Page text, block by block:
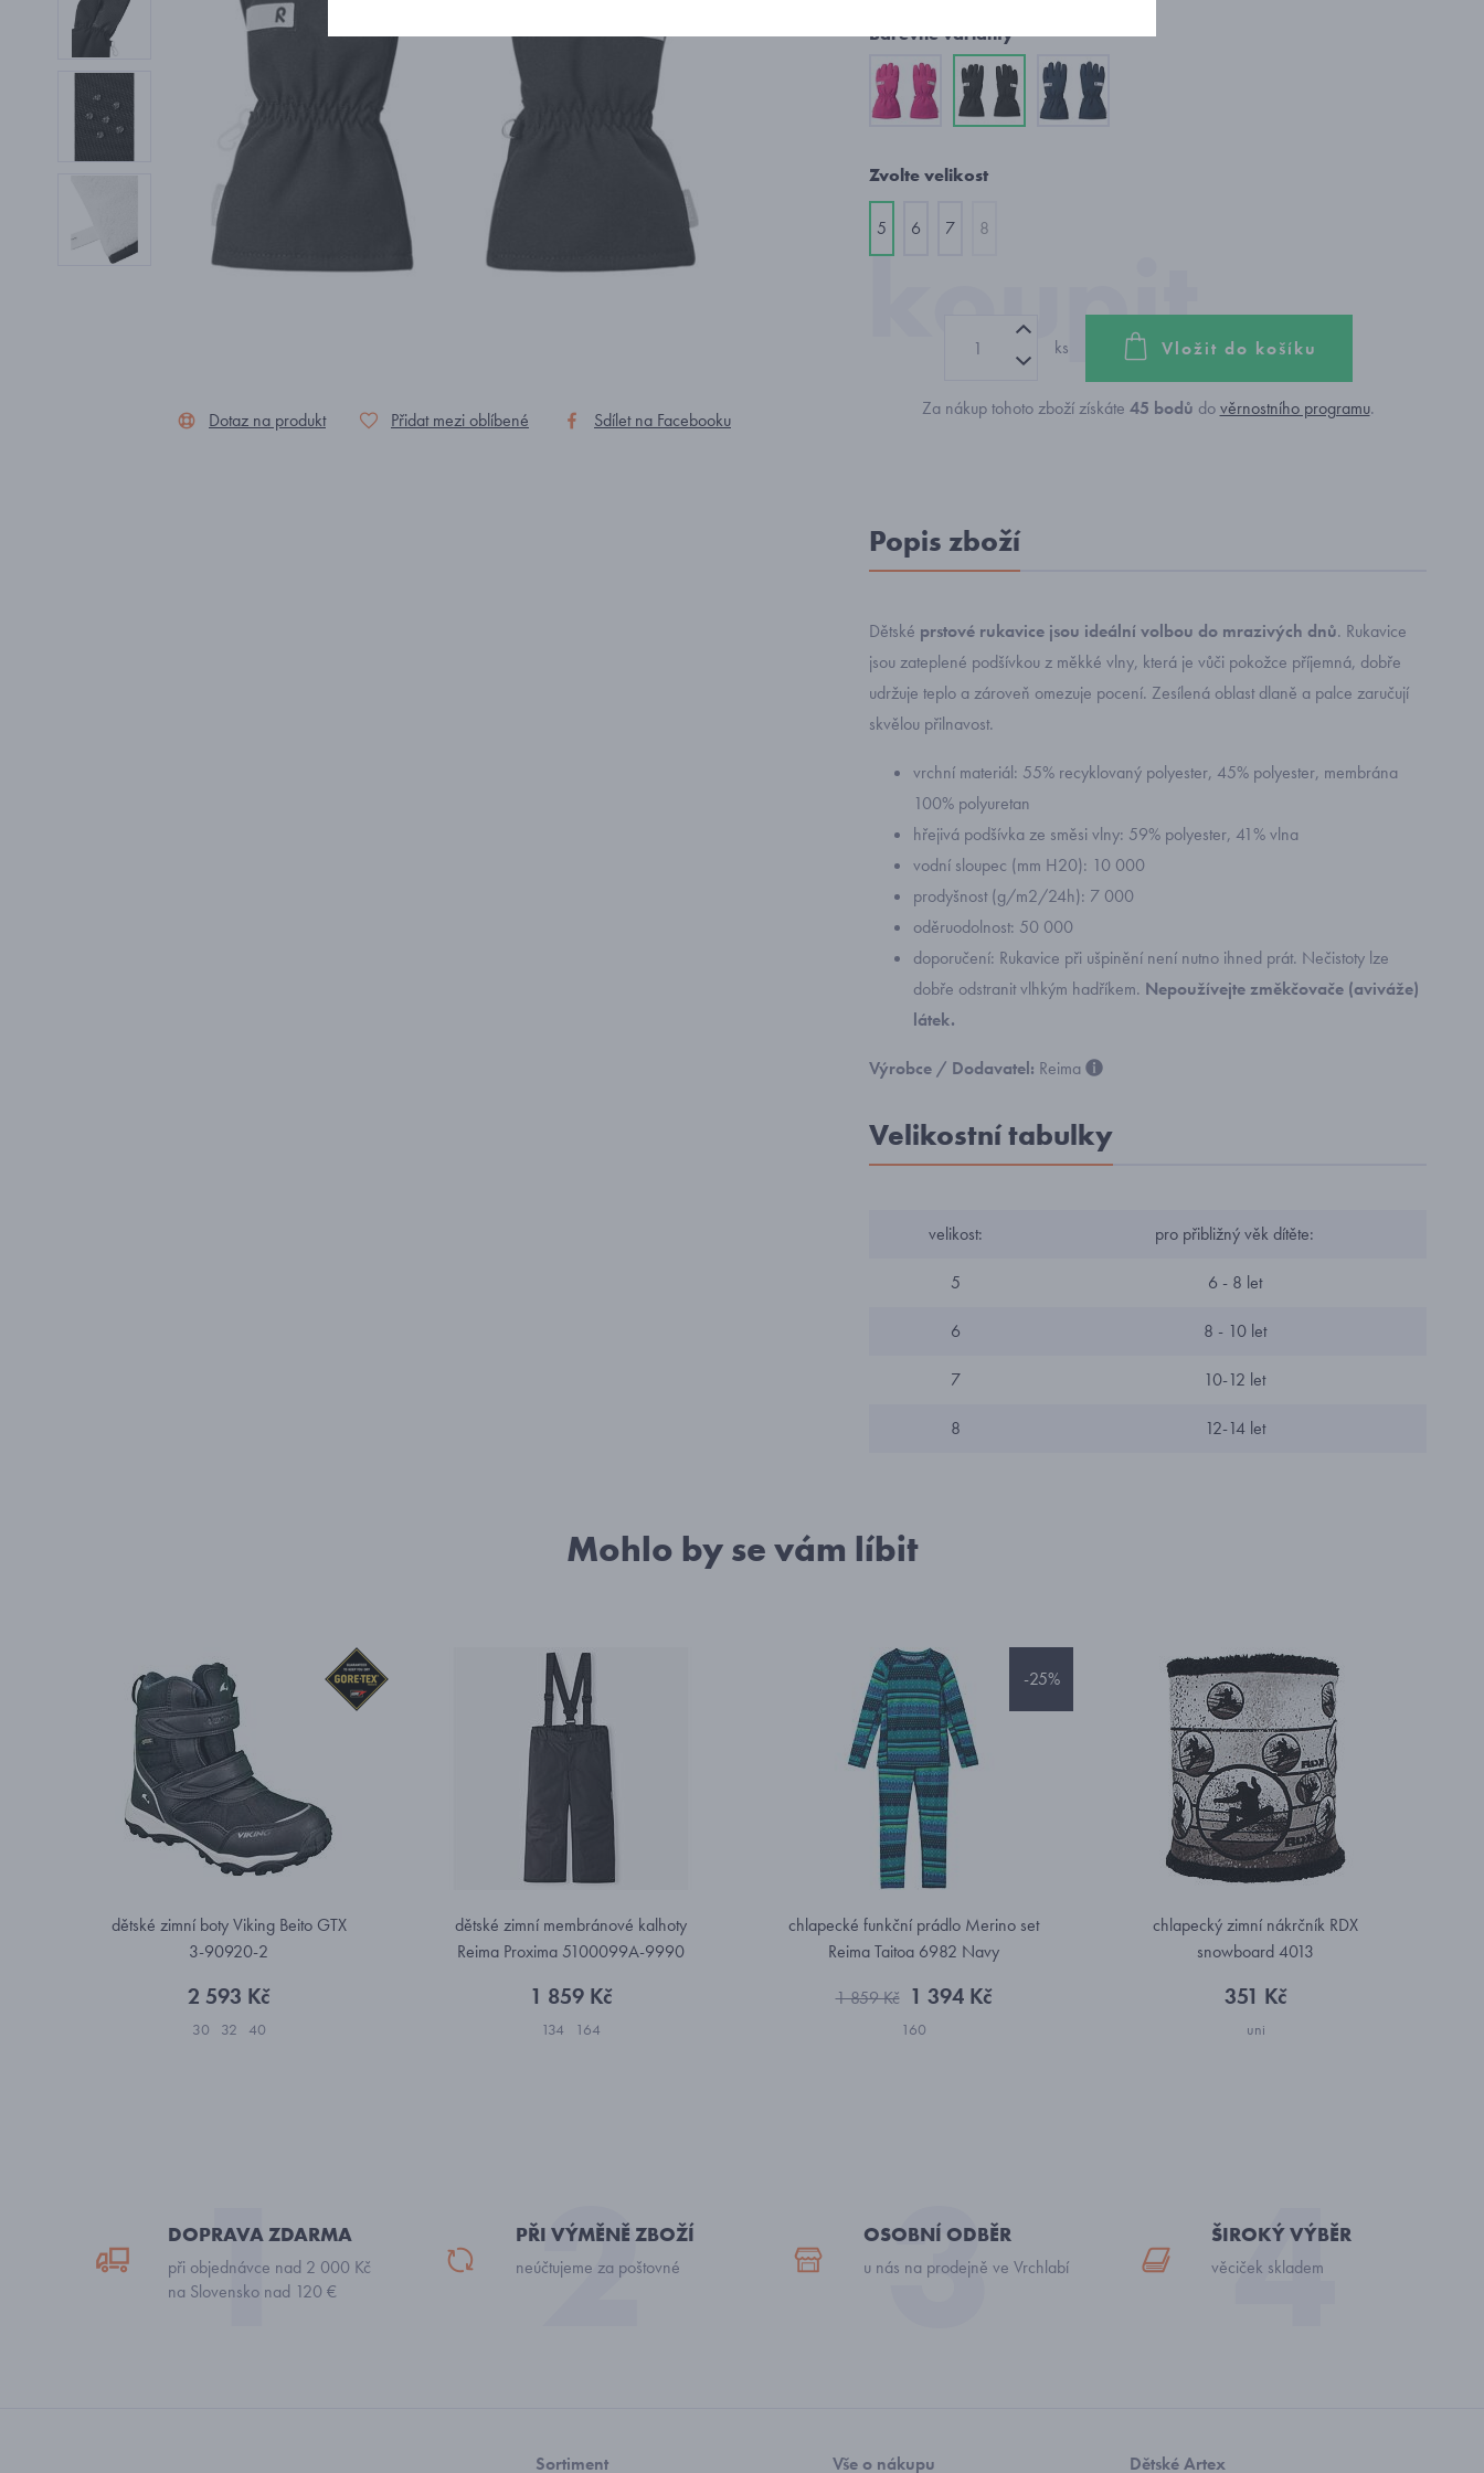
Dotaz na produkt Přidat mezi oblíbené Sdílet na Facebooku
Barevné varianty
Zvolte velikost
5 6 7 8
ks Vložit do košíku
Za nákup tohoto zboží získáte 45 bodů dověrnostního programu.
Popis zboží
Dětské prstové rukavice jsou ideální volbou do mrazivých dnů. Rukavice
jsou zateplené podšívkou z měkké vlny, která je vůči pokožce příjemná, dobře
udržuje teplo a zároveň omezuje pocení. Zesílená oblast dlaně a palce zaručují
skvělou přilnavost.
vrchní materiál: 55% recyklovaný polyester, 45% polyester, membrána
100% polyuretan
hřejivá podšívka ze směsi vlny: 59% polyester, 41% vlna
vodní sloupec (mm H20): 10 000
prodyšnost (g/m2/24h): 7 000
oděruodolnost: 50 000
doporučení: Rukavice při ušpinění není nutno ihned prát. Nečistoty lze
dobře odstranit vlhkým hadříkem. Nepoužívejte změkčovače (aviváže)
látek.
Výrobce / Dodavatel: Reima
Velikostní tabulky
velikost: pro přibližný věk dítěte:
5 6 - 8 let
6 8 - 10 let
7 10-12 let
8 12-14 let
Mohlo by se vám líbit
dětské zimní boty Viking Beito GTX
3-90920-2
2 593 Kč
30 32 40
dětské zimní membránové kalhoty
Reima Proxima 5100099A-9990
1 859 Kč
134 164
-25%
chlapecké funkční prádlo Merino set
Reima Taitoa 6982 Navy
1 859 Kč 1 394 Kč
160
chlapecký zimní nákrčník RDX
snowboard 4013
351 Kč
uni
DOPRAVA ZDARMA
při objednávce nad 2 000 Kč
na Slovensko nad 120 €
PŘI VÝMĚNĚ ZBOŽÍ
neúčtujeme za poštovné
OSOBNÍ ODBĚR
u nás na prodejně ve Vrchlabí
ŠIROKÝ VÝBĚR
věciček skladem
Sortiment Vše o nákupu Dětské Artex